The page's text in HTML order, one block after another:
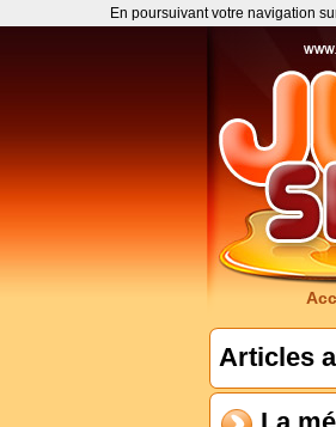
Articles
En poursuivant votre navigation